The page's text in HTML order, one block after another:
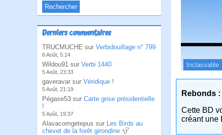
Derniers commentaires
TRUCMUCHE sur Verbidouillage n° 799
6 Août, 5:14
Wildou91 sur Verbi 1440
5 Août, 23:33
gaveravar sur Véridique !
5 Août, 21:19
Pégase53 sur Carte grise présidentielle
!
5 Août, 19:37
Alavacomgetepus sur Les Birds au
chevet de la forêt girondine
Inclassable
Rebonds :
Cette BD
créant une